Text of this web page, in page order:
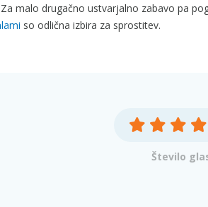
malo drugačno ustvarjalno zabavo pa
so odlična izbira za sprostitev.
Število